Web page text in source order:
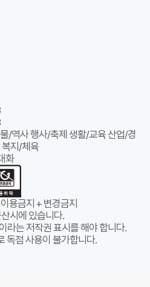
/역사 행사/축제 생활/교육 산업/경
지/체육
화
용금지 + 변경금지
시에 있습니다.
라는 저작권 표시를 해야 합니다.
독점 사용이 불가합니다.